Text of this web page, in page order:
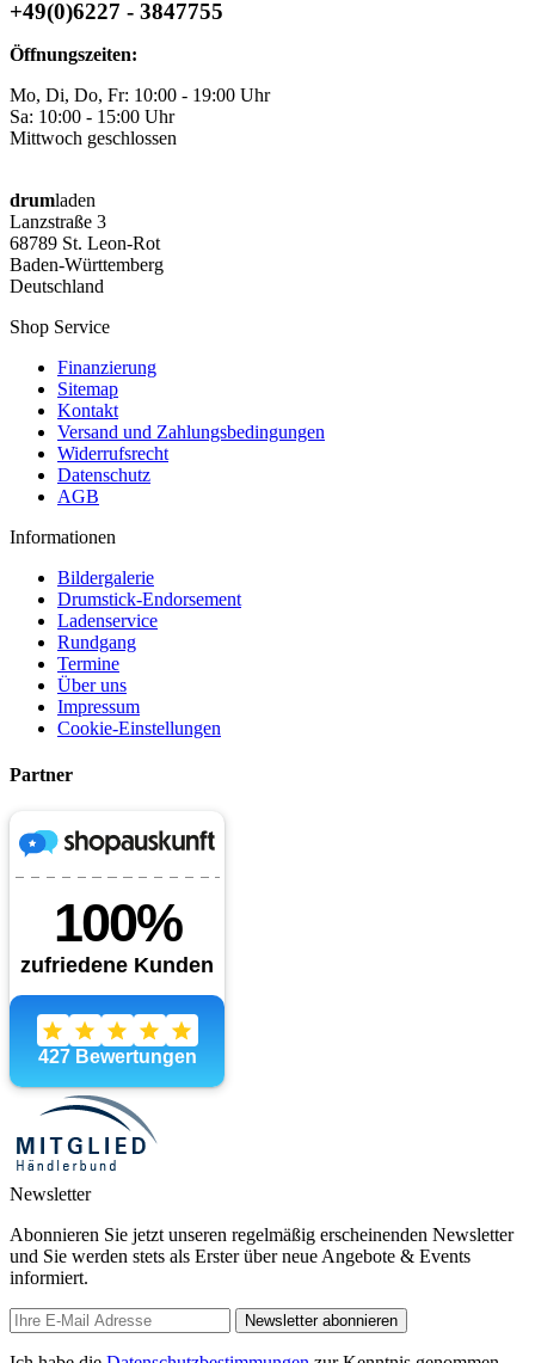
+49(0)6227 - 3847755
Öffnungszeiten:
Mo, Di, Do, Fr: 10:00 - 19:00 Uhr
Sa: 10:00 - 15:00 Uhr
Mittwoch geschlossen
drumladen
Lanzstraße 3
68789 St. Leon-Rot
Baden-Württemberg
Deutschland
Shop Service
Finanzierung
Sitemap
Kontakt
Versand und Zahlungsbedingungen
Widerrufsrecht
Datenschutz
AGB
Informationen
Bildergalerie
Drumstick-Endorsement
Ladenservice
Rundgang
Termine
Über uns
Impressum
Cookie-Einstellungen
Partner
Newsletter
Abonnieren Sie jetzt unseren regelmäßig erscheinenden Newsletter
und Sie werden stets als Erster über neue Angebote & Events
informiert.
Newsletter abonnieren